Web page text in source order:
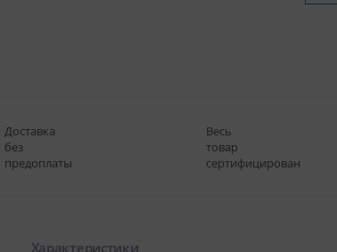
Доставка
без
предоплаты
Весь
товар
сертифицирован
Характеристики